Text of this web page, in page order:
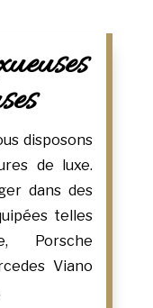
disposons
de luxe.
dans des
telles
Porsche
Viano